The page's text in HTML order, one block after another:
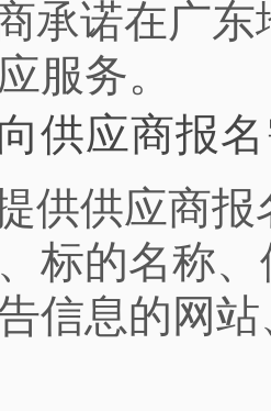
承诺在广
服务。
供应商报
提供供应商
标的名称
信息的网